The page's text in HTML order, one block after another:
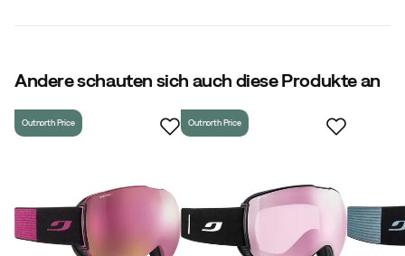
Verspiegelt:Ja
Belüftung
Wechselgläser inklusive:Nein
Lichtdurchlässigkeit
15 %
Kategorie gemäß EN 1938 :3
Gewicht
125 g
Andere schauten sich auch diese Produkte an
Outnorth Price Outnorth Price